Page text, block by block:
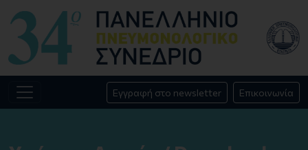
Εγγραφή στο newsletter Επικοινωνία